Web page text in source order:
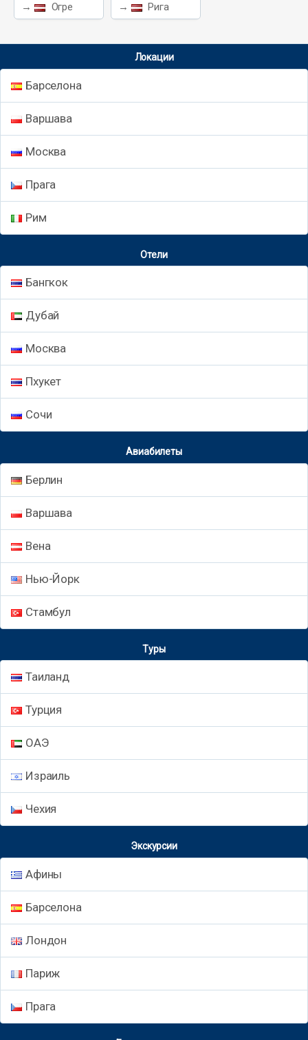
→
Огре
→
Рига
Локации
Барселона
Варшава
Москва
Прага
Рим
Отели
Бангкок
Дубай
Москва
Пхукет
Сочи
Авиабилеты
Берлин
Варшава
Вена
Нью-Йорк
Стамбул
Туры
Таиланд
Турция
ОАЭ
Израиль
Чехия
Экскурсии
Афины
Барселона
Лондон
Париж
Прага